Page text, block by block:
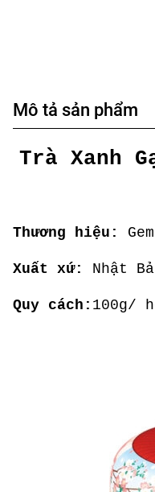
Mô tả sản phẩm
Trà Xanh
Thương hiệu:
Xuất xứ: Nhật
Quy cách: 100g/